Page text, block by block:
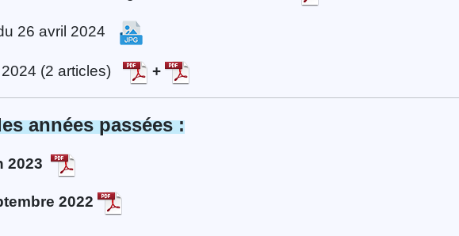
26 avril 2024
(2 articles) +
années passées :
2023
2022